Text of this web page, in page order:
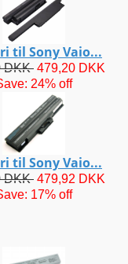
til Sony Vaio...
DKK 479,20 DKK
24% off
til Sony Vaio...
DKK 479,92 DKK
17% off